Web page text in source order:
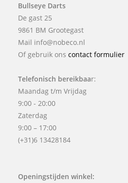
Bullseye Darts
De gast 25
9861 BM Grootegast
Mail info@nobeco.nl
Of gebruik onscontact formulier
Telefonisch bereikbaar:
Maandag t/m Vrijdag
9:00 - 20:00
Zaterdag
9:00 – 17:00
(+31)6 13428184
Openingstijden winkel: